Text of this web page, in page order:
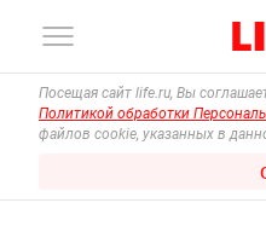
Посещая сайт life.ru, Вы
Политикой обработки
файлов cookie, указанных в